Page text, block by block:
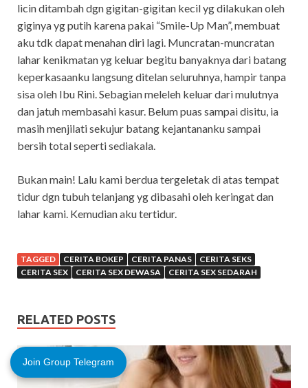
licin ditambah dgn gigitan-gigitan kecil yg dilakukan oleh
giginya yg putih karena pakai “Smile-Up Man”, membuat
aku tdk dapat menahan diri lagi. Muncratan-muncratan
lahar kenikmatan yg keluar begitu banyaknya dari batang
keperkasaanku langsung ditelan seluruhnya, hampir tanpa
sisa oleh Ibu Rini. Sebagian meleleh keluar dari mulutnya
dan jatuh membasahi kasur. Belum puas sampai disitu, ia
masih menjilati sekujur batang kejantananku sampai
bersih total seperti sediakala.
Bukan main! Lalu kami berdua tergeletak di atas tempat
tidur dgn tubuh telanjang yg dibasahi oleh keringat dan
lahar kami. Kemudian aku tertidur.
TAGGED CERITA BOKEP CERITA PANAS
CERITA SEKS
CERITA SEX
CERITA SEX DEWASA CERITA SEX SEDARAH
RELATED POSTS
Join Group Telegram